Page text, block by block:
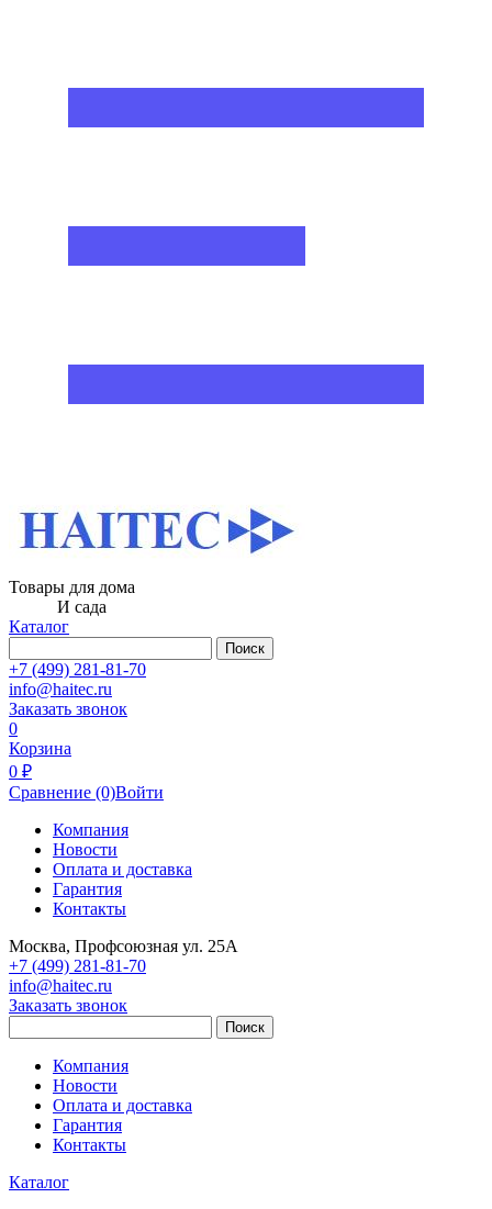
Товары для дома
И сада
Каталог
Поиск
+7 (499) 281-81-70
info@haitec.ru
Заказать звонок
0
Корзина
0 ₽
Сравнение (0)Войти
Компания
Новости
Оплата и доставка
Гарантия
Контакты
Москва, Профсоюзная ул. 25А
+7 (499) 281-81-70
info@haitec.ru
Заказать звонок
Поиск
Компания
Новости
Оплата и доставка
Гарантия
Контакты
Каталог